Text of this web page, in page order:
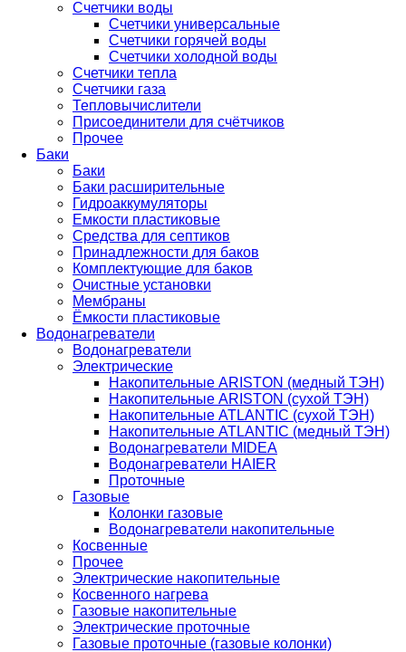
Счетчики воды
Счетчики универсальные
Счетчики горячей воды
Счетчики холодной воды
Счетчики тепла
Счетчики газа
Тепловычислители
Присоединители для счётчиков
Прочее
Баки
Баки
Баки расширительные
Гидроаккумуляторы
Емкости пластиковые
Средства для септиков
Принадлежности для баков
Комплектующие для баков
Очистные установки
Мембраны
Ёмкости пластиковые
Водонагреватели
Водонагреватели
Электрические
Накопительные ARISTON (медный ТЭН)
Накопительные ARISTON (сухой ТЭН)
Накопительные ATLANTIC (сухой ТЭН)
Накопительные ATLANTIC (медный ТЭН)
Водонагреватели MIDEA
Водонагреватели HAIER
Проточные
Газовые
Колонки газовые
Водонагреватели накопительные
Косвенные
Прочее
Электрические накопительные
Косвенного нагрева
Газовые накопительные
Электрические проточные
Газовые проточные (газовые колонки)